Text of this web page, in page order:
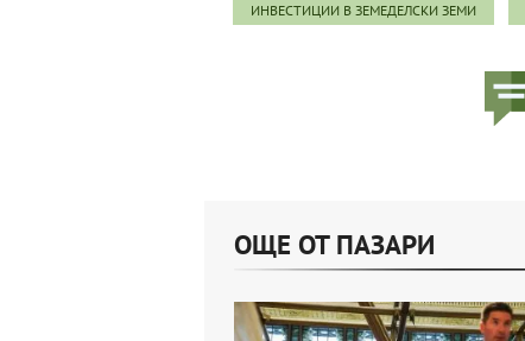
ИНВЕСТИЦИИ В ЗЕМЕДЕЛСКИ ЗЕМИ
ОЩЕ ОТ ПАЗАРИ